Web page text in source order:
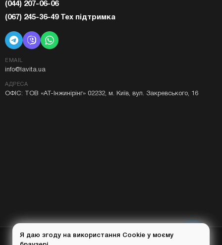
(044) 207-06-06
(067) 245-36-49 Тех підтримка
EMAIL
info@lavita.ua
АДРЕСА
ОФІС: ТОВ «АТ-Інжинірінг» 02232, м. Київ, вул. Закревського, 16
© 2015-
браузері.